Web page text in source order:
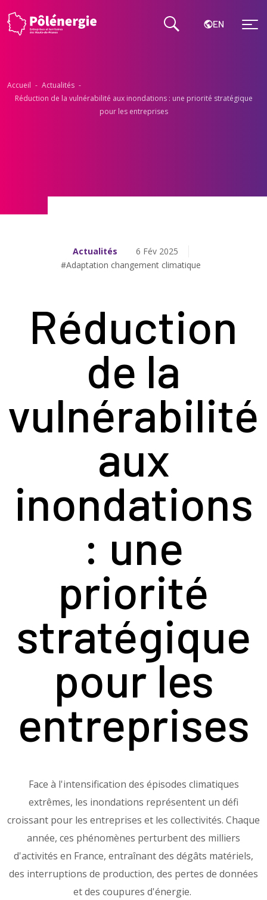
EN
Accueil - Actualités -
Réduction de la vulnérabilité aux inondations : une priorité stratégique
pour les entreprises
Actualités
6 Fév 2025
#Adaptation changement climatique
Réduction
de la
vulnérabilité
aux
inondations
: une
priorité
stratégique
pour les
entreprises
Face à l'intensification des épisodes climatiques
extrêmes, les inondations représentent un défi
croissant pour les entreprises et les collectivités. Chaque
année, ces phénomènes perturbent des milliers
d'activités en France, entraînant des dégâts matériels,
des interruptions de production, des pertes de données
et des coupures d'énergie.